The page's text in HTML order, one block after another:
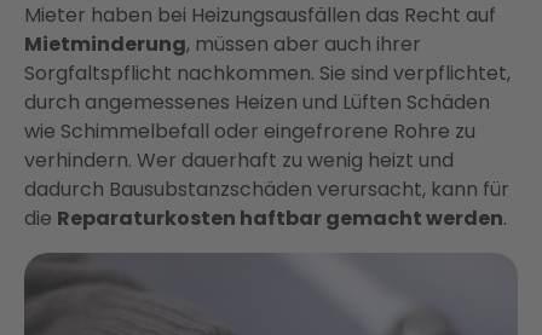
Mieter haben bei Heizungsausfällen das Recht auf
Mietminderung, müssen aber auch ihrer
Sorgfaltspflicht nachkommen. Sie sind verpflichtet,
durch angemessenes Heizen und Lüften Schäden
wie Schimmelbefall oder eingefrorene Rohre zu
verhindern. Wer dauerhaft zu wenig heizt und
dadurch Bausubstanzschäden verursacht, kann für
die Reparaturkosten haftbar gemacht werden.